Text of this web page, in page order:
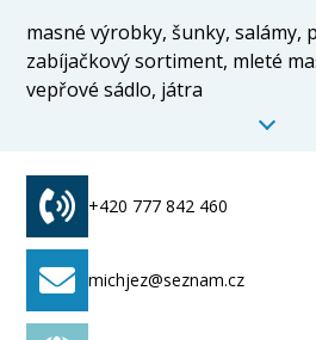
masné výrobky, šunky, salámy,
zabíjačkový sortiment, mleté
vepřové sádlo, játra
+420 777 842 460
michjez@seznam.cz